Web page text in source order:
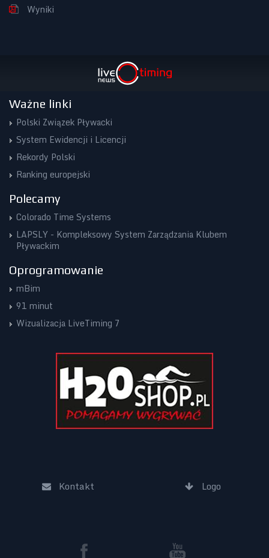
Wyniki
Ważne linki
Polski Związek Pływacki
System Ewidencji i Licencji
Rekordy Polski
Ranking europejski
Polecamy
Colorado Time Systems
LAPSLY - Kompleksowy System Zarządzania Klubem
Pływackim
Oprogramowanie
mBim
91 minut
Wizualizacja LiveTiming 7
Kontakt Logo